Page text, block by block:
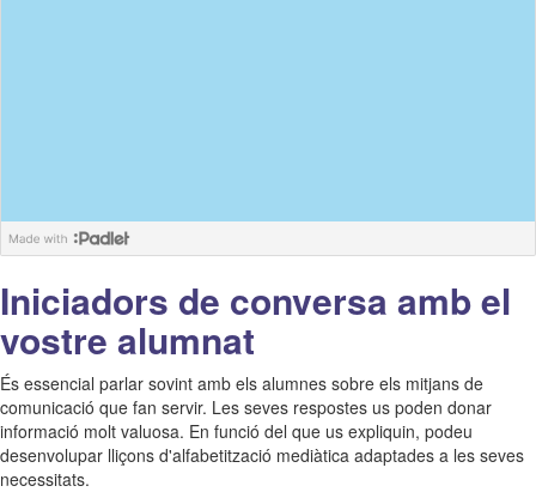
Iniciadors de conversa amb el
vostre alumnat
És essencial parlar sovint amb els alumnes sobre els mitjans de
comunicació que fan servir. Les seves respostes us poden donar
informació molt valuosa. En funció del que us expliquin, podeu
desenvolupar lliçons d'alfabetització mediàtica adaptades a les seves
necessitats.